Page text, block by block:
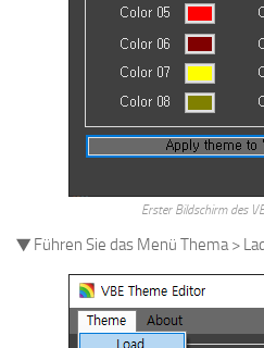
Erster Bildschirm des
▼ Führen Sie das Menü Thema >